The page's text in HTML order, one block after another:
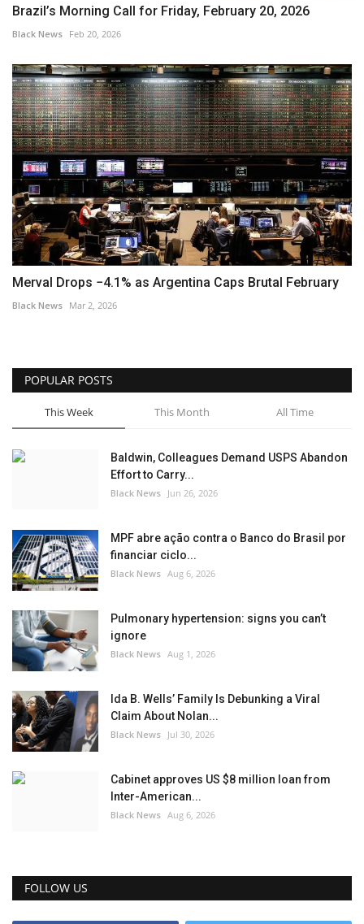
Brazil’s Morning Call for Friday, February 20, 2026
Black News Feb 20, 2026
Merval Drops −4.1% as Argentina Caps Brutal February
Black News Mar 2, 2026
POPULAR POSTS
This Week This Month All Time
Baldwin, Colleagues Demand USPS Abandon
Effort to Carry...
Black News Jun 26, 2026
MPF abre ação contra o Banco do Brasil por
financiar ciclo...
Black News Aug 6, 2026
Pulmonary hypertension: signs you can’t
ignore
Black News Aug 1, 2026
Ida B. Wells’ Family Is Debunking a Viral
Claim About Nolan...
Black News Jul 30, 2026
Cabinet approves US $8 million loan from
Inter-American...
Black News Aug 6, 2026
FOLLOW US